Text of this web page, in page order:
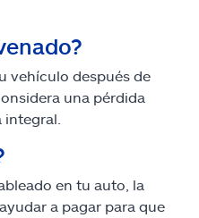
vehículo después de
una pérdida
en tu auto, la
a pagar para que